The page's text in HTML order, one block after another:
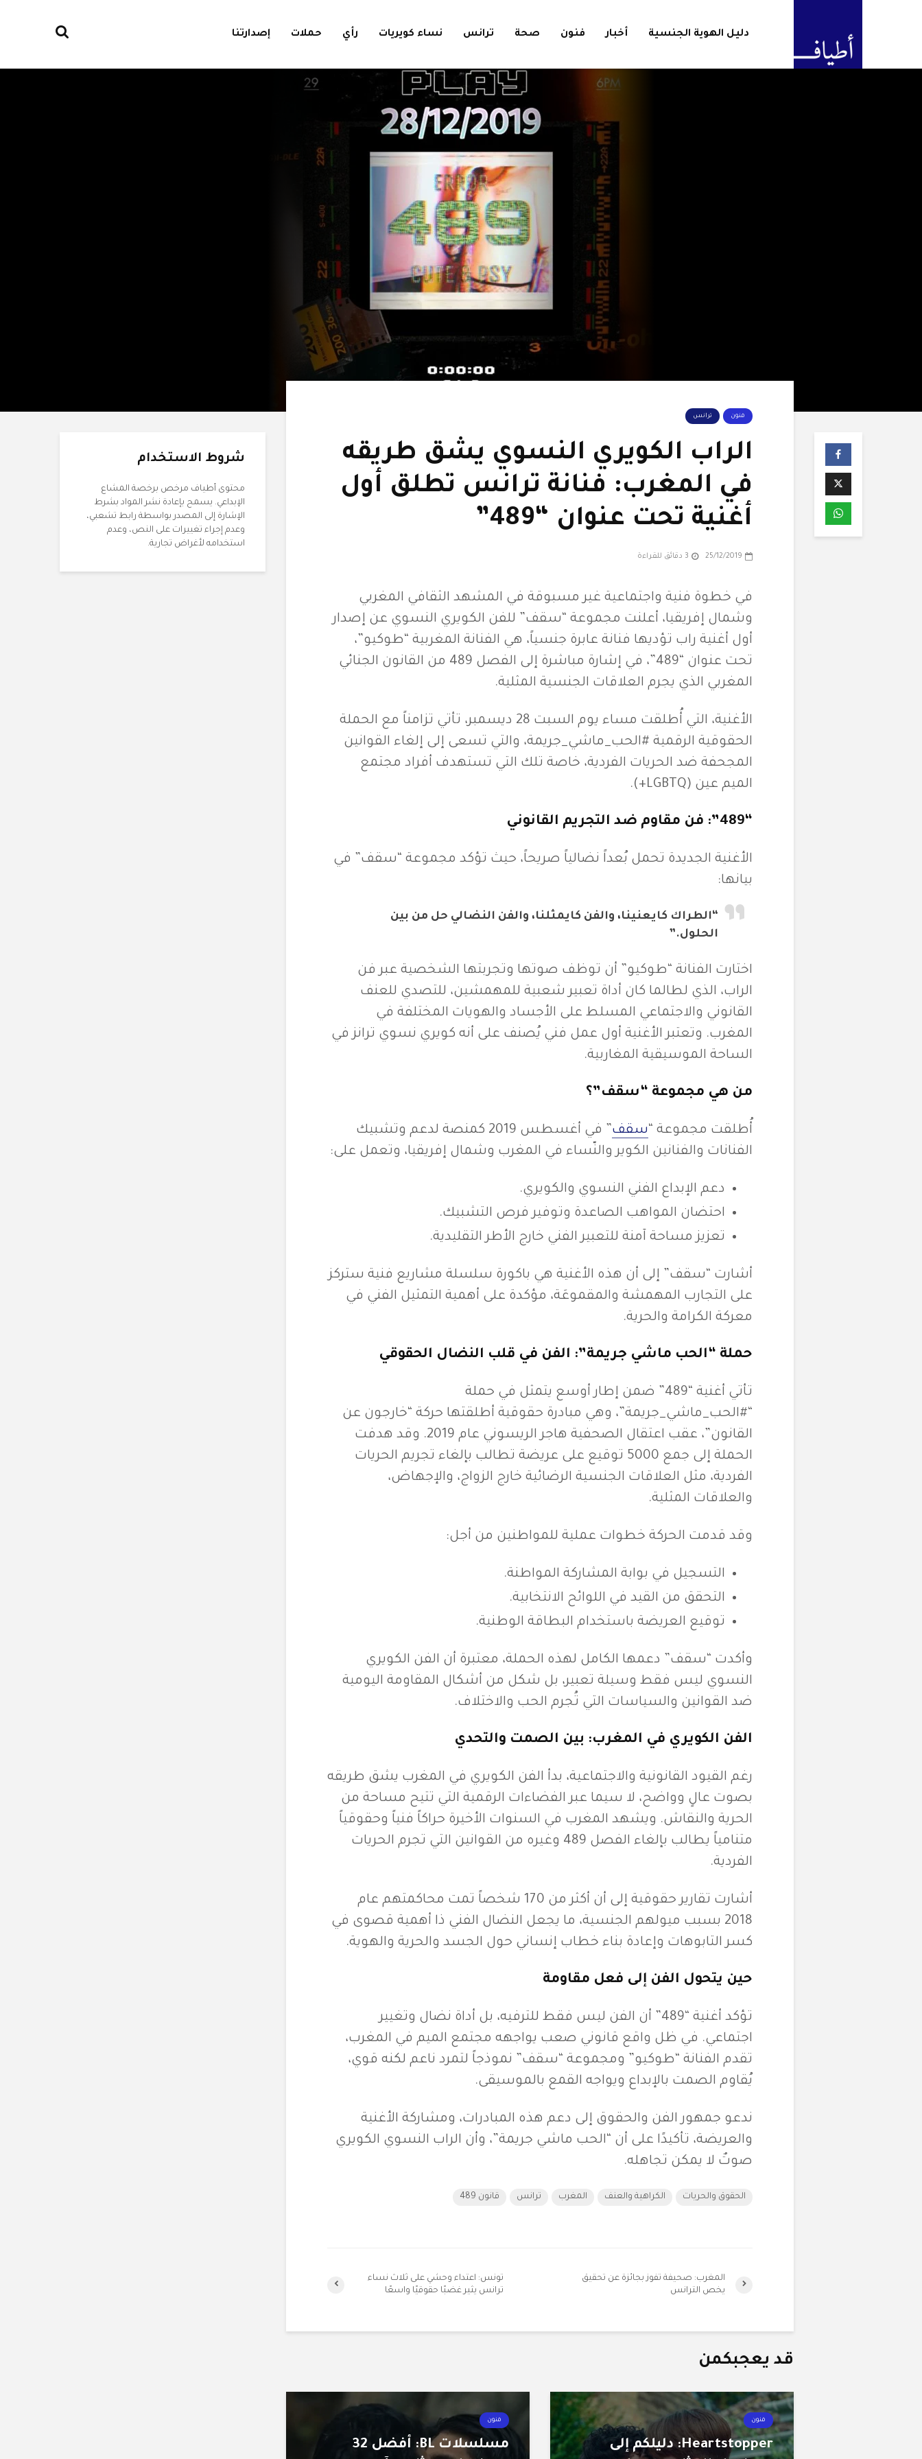
دليل الهوية الجنسية أخبار فنون صحة ترانس نساء كويريات رأي حملات إصدارتنا
فنون ترانس
الراب الكويري النسوي يشق طريقه
في المغرب: فنانة ترانس تطلق أول
أغنية تحت عنوان “489”
25/12/2019 3 دقائق للقراءة
في خطوة فنية واجتماعية غير مسبوقة في المشهد الثقافي المغربي
وشمال إفريقيا، أعلنت مجموعة “سقف” للفن الكويري النسوي عن إصدار
أول أغنية راب تؤديها فنانة عابرة جنسياً، هي الفنانة المغربية “طوكيو”،
تحت عنوان “489”، في إشارة مباشرة إلى الفصل 489 من القانون الجنائي
المغربي الذي يجرم العلاقات الجنسية المثلية.
الأغنية، التي أُطلقت مساء يوم السبت 28 ديسمبر، تأتي تزامناً مع الحملة
الحقوقية الرقمية #الحب_ماشي_جريمة، والتي تسعى إلى إلغاء القوانين
المجحفة ضد الحريات الفردية، خاصة تلك التي تستهدف أفراد مجتمع
الميم عين (LGBTQ+).
“489”: فن مقاوم ضد التجريم القانوني
الأغنية الجديدة تحمل بُعداً نضالياً صريحاً، حيث تؤكد مجموعة “سقف” في
بيانها:
“الطراك كايعنينا، والفن كايمثلنا، والفن النضالي حل من بين
الحلول.”
اختارت الفنانة “طوكيو” أن توظف صوتها وتجربتها الشخصية عبر فن
الراب، الذي لطالما كان أداة تعبير شعبية للمهمشين، للتصدي للعنف
القانوني والاجتماعي المسلط على الأجساد والهويات المختلفة في
المغرب. وتعتبر الأغنية أول عمل فني يُصنف على أنه كويري نسوي ترانز في
الساحة الموسيقية المغاربية.
من هي مجموعة “سقف”؟
أُطلقت مجموعة “سقف
” في أغسطس 2019 كمنصة لدعم وتشبيك
الفنانات والفنانين الكوير والنّساء في المغرب وشمال إفريقيا، وتعمل على:
دعم الإبداع الفني النسوي والكويري.
احتضان المواهب الصاعدة وتوفير فرص التشبيك.
تعزيز مساحة آمنة للتعبير الفني خارج الأطر التقليدية.
أشارت “سقف” إلى أن هذه الأغنية هي باكورة سلسلة مشاريع فنية ستركز
على التجارب المهمشة والمقموعَة، مؤكدة على أهمية التمثيل الفني في
معركة الكرامة والحرية.
حملة “الحب ماشي جريمة”: الفن في قلب النضال الحقوقي
تأتي أغنية “489” ضمن إطار أوسع يتمثل في حملة
“#الحب_ماشي_جريمة”، وهي مبادرة حقوقية أطلقتها حركة “خارجون عن
القانون”، عقب اعتقال الصحفية هاجر الريسوني عام 2019. وقد هدفت
الحملة إلى جمع 5000 توقيع على عريضة تطالب بإلغاء تجريم الحريات
الفردية، مثل العلاقات الجنسية الرضائية خارج الزواج، والإجهاض،
والعلاقات المثلية.
وقد قدمت الحركة خطوات عملية للمواطنين من أجل:
التسجيل في بوابة المشاركة المواطنة.
التحقق من القيد في اللوائح الانتخابية.
توقيع العريضة باستخدام البطاقة الوطنية.
وأكدت “سقف” دعمها الكامل لهذه الحملة، معتبرة أن الفن الكويري
النسوي ليس فقط وسيلة تعبير، بل شكل من أشكال المقاومة اليومية
ضد القوانين والسياسات التي تُجرم الحب والاختلاف.
الفن الكويري في المغرب: بين الصمت والتحدي
رغم القيود القانونية والاجتماعية، بدأ الفن الكويري في المغرب يشق طريقه
بصوت عالٍ وواضح، لا سيما عبر الفضاءات الرقمية التي تتيح مساحة من
الحرية والنقاش. ويشهد المغرب في السنوات الأخيرة حراكاً فنياً وحقوقياً
متنامياً يطالب بإلغاء الفصل 489 وغيره من القوانين التي تجرم الحريات
الفردية.
أشارت تقارير حقوقية إلى أن أكثر من 170 شخصاً تمت محاكمتهم عام
2018 بسبب ميولهم الجنسية، ما يجعل النضال الفني ذا أهمية قصوى في
كسر التابوهات وإعادة بناء خطاب إنساني حول الجسد والحرية والهوية.
حين يتحول الفن إلى فعل مقاومة
تؤكد أغنية “489” أن الفن ليس فقط للترفيه، بل أداة نضال وتغيير
اجتماعي. في ظل واقع قانوني صعب يواجهه مجتمع الميم في المغرب،
تقدم الفنانة “طوكيو” ومجموعة “سقف” نموذجاً لتمرد ناعم لكنه قوي،
يُقاوم الصمت بالإبداع ويواجه القمع بالموسيقى.
ندعو جمهور الفن والحقوق إلى دعم هذه المبادرات، ومشاركة الأغنية
والعريضة، تأكيدًا على أن “الحب ماشي جريمة”، وأن الراب النسوي الكويري
صوتٌ لا يمكن تجاهله.
الحقوق والحريات الكراهية والعنف المغرب ترانس قانون 489
تونس: اعتداء وحشي على ثلاث نساء
ترانس يثير غضبًا حقوقيًا واسعًا
المغرب: صحيفة تفوز بجائزة عن تحقيق
يخص الترانس
قد يعجبكمن
فنون
Heartstopper: دليلكم إلى
فنون
مسلسلات BL: أفضل 32
شروط الاستخدام
محتوى أطياف مرخص برخصة المشاع
الإبداعي. يسمح بإعادة نشر المواد بشرط
الإشارة إلى المصدر بواسطة رابط تشعبي،
وعدم إجراء تغييرات على النص، وعدم
استخدامه لأغراض تجارية.